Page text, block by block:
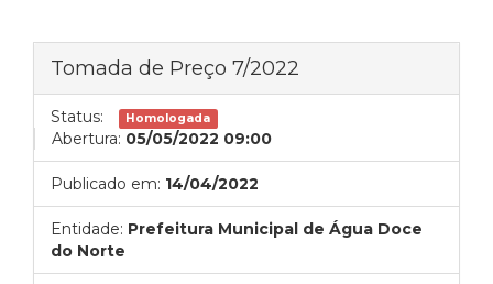
Tomada de Preço 7/2022
Status: Homologada
Abertura: 05/05/2022 09:00
Publicado em: 14/04/2022
Entidade: Prefeitura Municipal de Água Doce
do Norte